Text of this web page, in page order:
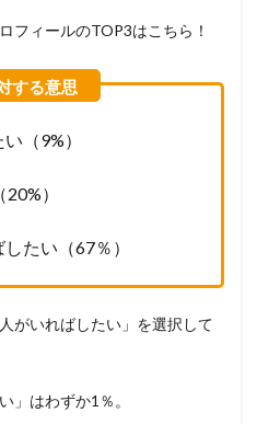
フィールのTOP3はこちら！
（9%）
）
たい（67％）
がいればしたい」を選択して
」はわずか1％。